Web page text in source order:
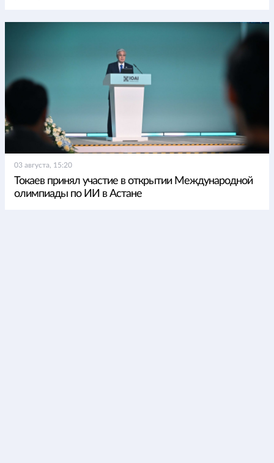
03 августа, 15:20
Токаев принял участие в открытии Международной
олимпиады по ИИ в Астане